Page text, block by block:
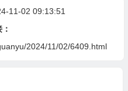
11-02 09:13:51
2024/11/02/6409.html